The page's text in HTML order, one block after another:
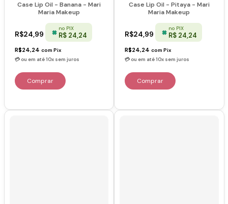
Case Lip Oil - Banana - Mari
Maria Makeup
R$24,99
no PIX
R$ 24,24
R$24,24 com Pix
Case Lip Oil - Pitaya - Mari
Maria Makeup
R$24,99
no PIX
R$ 24,24
R$24,24 com Pix